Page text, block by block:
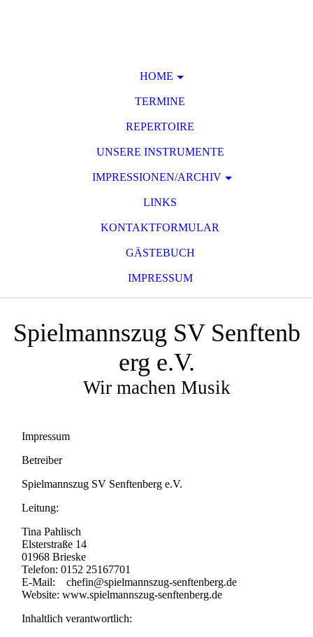
HOME
TERMINE
REPERTOIRE
UNSERE INSTRUMENTE
IMPRESSIONEN/ARCHIV
LINKS
KONTAKTFORMULAR
GÄSTEBUCH
IMPRESSUM
Spielmannszug SV Senftenb
erg e.V.
Wir machen Musik
Impressum
Betreiber
Spielmannszug SV Senftenberg e.V.
Leitung:
Tina Pahlisch
Elsterstraße 14
01968 Brieske
Telefon: 0152 25167701
E-Mail: chefin@spielmannszug-senftenberg.de
Website: www.spielmannszug-senftenberg.de
Inhaltlich verantwortlich: